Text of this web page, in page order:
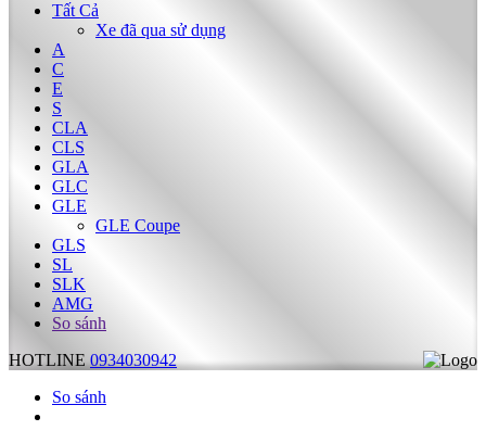
Tất Cả
Xe đã qua sử dụng
A
C
E
S
CLA
CLS
GLA
GLC
GLE
GLE Coupe
GLS
SL
SLK
AMG
So sánh
HOTLINE 0934030942
So sánh